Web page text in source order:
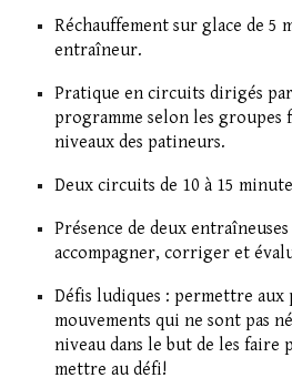
Réchauffementsur glace de 5
entraîneur.
Pratique encircuitsdirigés
programme selon les groupes
niveaux des patineurs.
Deux circuits de 10 à 15
Présence de deux
accompagner, corriger et
Défis ludiques : permettre aux
mouvements qui ne sont pas
niveau dans le but de les faire
mettre au défi!